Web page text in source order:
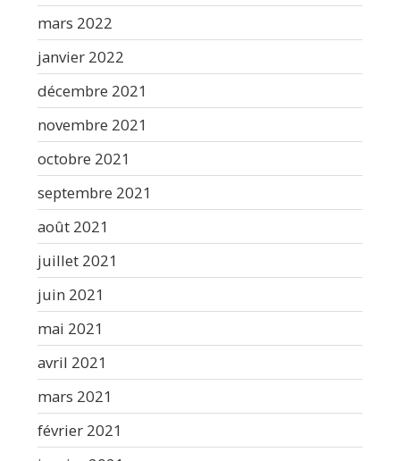
mars 2022
janvier 2022
décembre 2021
novembre 2021
octobre 2021
septembre 2021
août 2021
juillet 2021
juin 2021
mai 2021
avril 2021
mars 2021
février 2021